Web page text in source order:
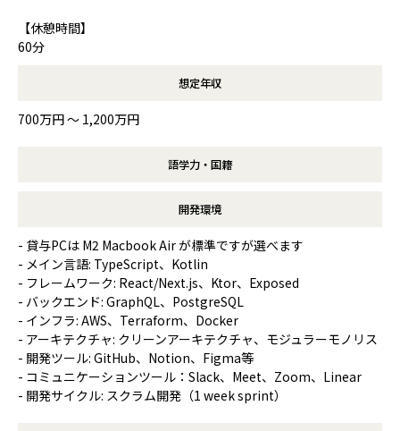
【休憩時間】
60分
想定年収
700万円 〜 1,200万円
語学力・国籍
開発環境
- 貸与PCは M2 Macbook Air が標準ですが選べます
- メイン言語: TypeScript、Kotlin
- フレームワーク: React/Next.js、Ktor、Exposed
- バックエンド: GraphQL、PostgreSQL
- インフラ: AWS、Terraform、Docker
- アーキテクチャ: クリーンアーキテクチャ、モジュラーモノリス
- 開発ツール: GitHub、Notion、Figma等
- コミュニケーションツール：Slack、Meet、Zoom、Linear
- 開発サイクル: スクラム開発（1 week sprint）